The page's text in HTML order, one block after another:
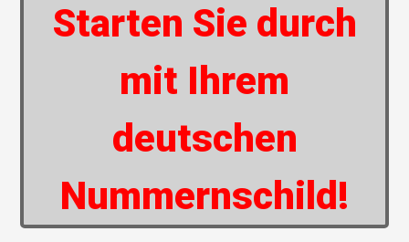
Starten Sie durch
mit Ihrem
deutschen
Nummernschild!